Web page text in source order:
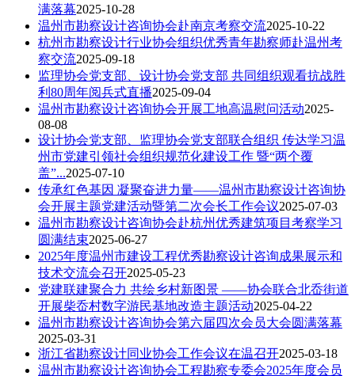
满落幕2025-10-28
温州市勘察设计咨询协会赴南京考察交流2025-10-22
杭州市勘察设计行业协会组织优秀青年勘察师赴温州考
察交流2025-09-18
监理协会党支部、设计协会党支部 共同组织观看抗战胜
利80周年阅兵式直播2025-09-04
温州市勘察设计咨询协会开展工地高温慰问活动2025-
08-08
设计协会党支部、监理协会党支部联合组织 传达学习温
州市党建引领社会组织规范化建设工作 暨“两个覆
盖”...2025-07-10
传承红色基因 凝聚奋进力量——温州市勘察设计咨询协
会开展主题党建活动暨第二次会长工作会议2025-07-03
温州市勘察设计咨询协会赴杭州优秀建筑项目考察学习
圆满结束2025-06-27
2025年度温州市建设工程优秀勘察设计咨询成果展示和
技术交流会召开2025-05-23
党建联建聚合力 共绘乡村新图景 ——协会联合北岙街道
开展柴岙村数字游民基地改造主题活动2025-04-22
温州市勘察设计咨询协会第六届四次会员大会圆满落幕
2025-03-31
浙江省勘察设计同业协会工作会议在温召开2025-03-18
温州市勘察设计咨询协会工程勘察专委会2025年度会员